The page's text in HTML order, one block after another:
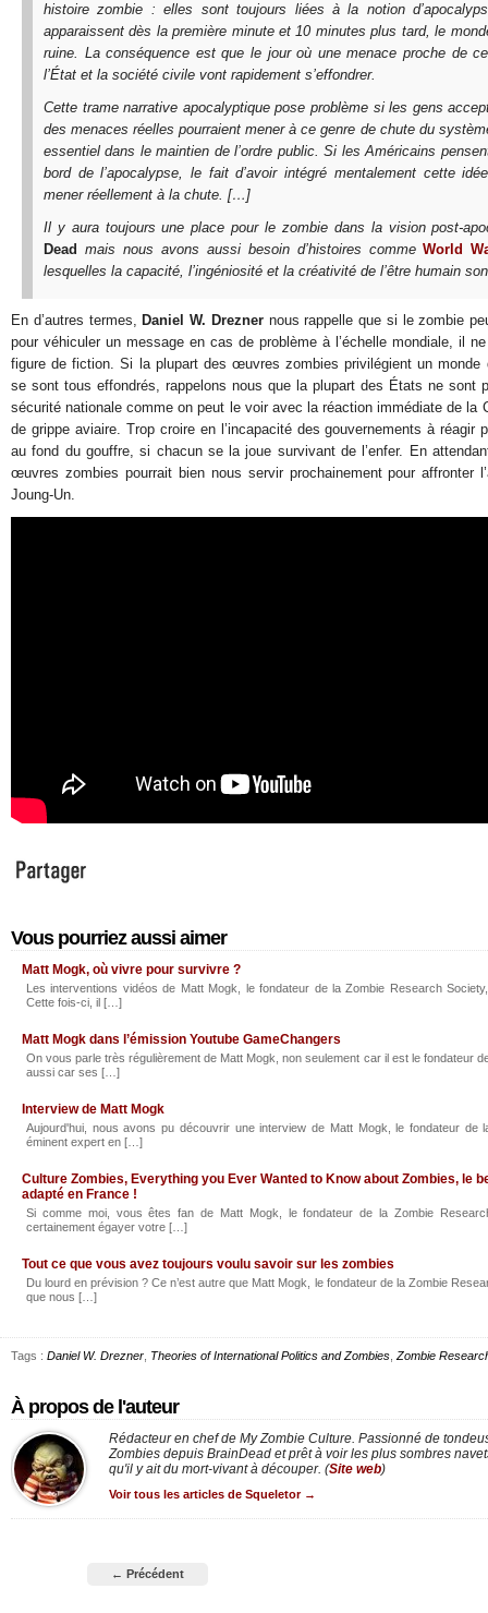
histoire zombie : elles sont toujours liées à la notion
apparaissent dès la première minute et 10 minutes plus tard, le
ruine. La conséquence est que le jour où une menace proche de
l’État et la société civile vont rapidement s’effondrer.
Cette trame narrative apocalyptique pose problème si les gens
des menaces réelles pourraient mener à ce genre de chute du
essentiel dans le maintien de l’ordre public. Si les Américains
bord de l’apocalypse, le fait d’avoir intégré mentalement cette
mener réellement à la chute. […]
Il y aura toujours une place pour le zombie dans la vision post-
Dead mais nous avons aussi besoin d’histoires commeWorld
lesquelles la capacité, l’ingéniosité et la créativité de l’être humain
En d’autres termes, Daniel W. Dreznernous rappelle que si le zombie
pour véhiculer un message en cas de problème à l’échelle mondiale, il
figure de fiction. Si la plupart des œuvres zombies privilégient un monde
se sont tous effondrés, rappelons nous que la plupart des États ne sont
sécurité nationale comme on peut le voir avec la réaction immédiate de la
de grippe aviaire. Trop croire en l’incapacité des gouvernements à réagir
au fond du gouffre, si chacun se la joue survivant de l’enfer. En
œuvres zombies pourrait bien nous servir prochainement pour affronter
Joung-Un.
Vous pourriez aussi aimer
Matt Mogk, où vivre pour survivre ?
Les interventions vidéos de Matt Mogk, le fondateur de la Zombie Research
Cette fois-ci, il […]
Matt Mogk dans l’émission Youtube GameChangers
On vous parle très régulièrement de Matt Mogk, non seulement car il est le fondateur
aussi car ses […]
Interview de Matt Mogk
Aujourd'hui, nous avons pu découvrir une interview de Matt Mogk, le fondateur de
éminent expert en […]
Culture Zombies, Everything you Ever Wanted to Know about Zombies, le
adapté en France !
Si comme moi, vous êtes fan de Matt Mogk, le fondateur de la Zombie
certainement égayer votre […]
Tout ce que vous avez toujours voulu savoir sur les zombies
Du lourd en prévision ? Ce n’est autre que Matt Mogk, le fondateur de la Zombie
que nous […]
Tags : Daniel W. Drezner Theories of International Politics and Zombies Zombie
À propos de l'auteur
Rédacteur en chef de My Zombie Culture. Passionné de
Zombies depuis BrainDead et prêt à voir les plus sombres
qu'il y ait du mort-vivant à découper. (Site web)
Voir tous les articles de Squeletor →
← Précédent